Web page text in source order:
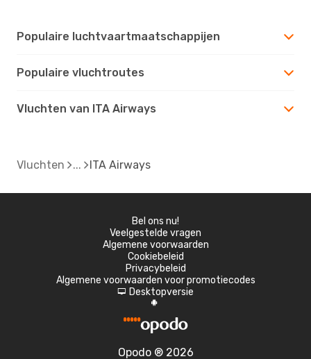
Populaire luchtvaartmaatschappijen
Populaire vluchtroutes
Vluchten van ITA Airways
Vluchten ITA Airways
Bel ons nu!
Veelgestelde vragen
Algemene voorwaarden
Cookiebeleid
Privacybeleid
Algemene voorwaarden voor promotiecodes
d Desktopversie
A
Opodo ® 2026